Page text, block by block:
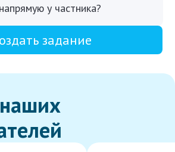
у частника?
задание